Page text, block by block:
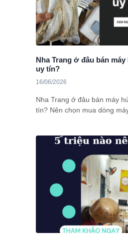
Nha Trang ở đâu bán
uy tín?
16/06/2026
Nha Trang ở đâu bán máy
tín? Nên chọn mua dòng